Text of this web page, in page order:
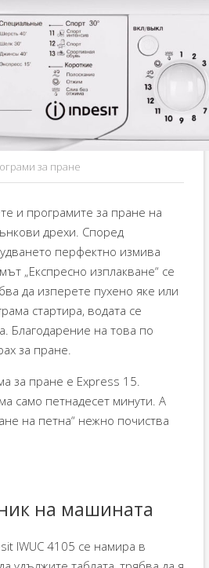
за пране
и програмите за пране на
дрехи. Според
перфектно измива
„Експресно изплакване“ се
да изперете пухено яке или
стартира, водата се
Благодарение на това по
за пране.
за пране е Express 15.
само петнадесет минути. А
на петна“ нежно почиства
на машината
IWUC 4105 се намира в